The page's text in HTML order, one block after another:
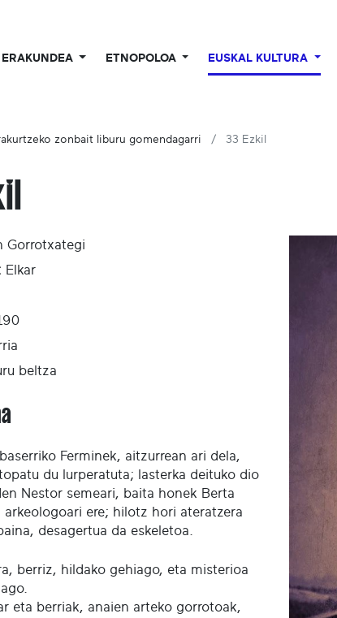
ERAKUNDEA ETNOPOLOA EUSKAL KULTURA
zonbait liburu gomendagarri 33 Ezkil
Gorrotxategi
Elkar
beltza
Ferminek, aitzurrean ari dela,
du lurperatuta; lasterka deituko dio
Nestor semeari, baita honek Berta
arkeologoari ere; hilotz hori ateratzera
desagertua da eskeletoa.
berriz, hildako gehiago, eta misterioa
eta berriak, anaien arteko gorrotoak,